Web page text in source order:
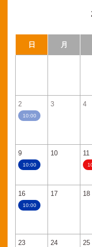
日 月
2
10:00
3 4
9
10:00
10 11
16
10:00
17 18
23 24 25